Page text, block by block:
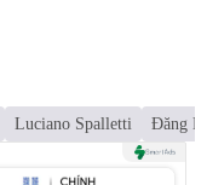
Luciano Spalletti Đăng